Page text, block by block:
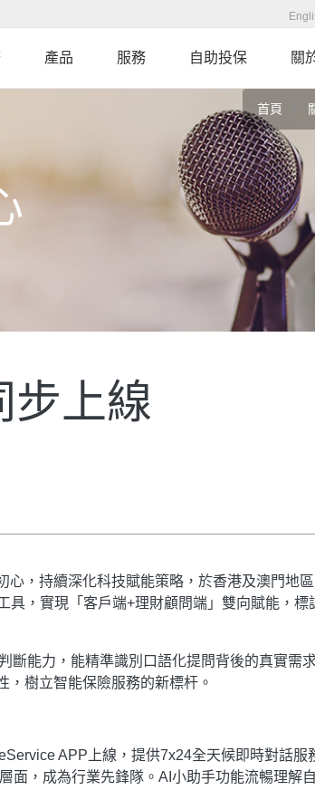
產品 服務 自助投保 關
首頁
步上線
，持續深化科技賦能策略，於香港及澳門地
，實現「客戶端+理財顧問端」雙向賦能，標
能力，能精準識別口語化提問背後的真實需
樹立智能保險服務的新標杆。
APP上線，提供7x24全天候即時對話服
面，成為行業先鋒隊。​AI小助手功能流暢理解